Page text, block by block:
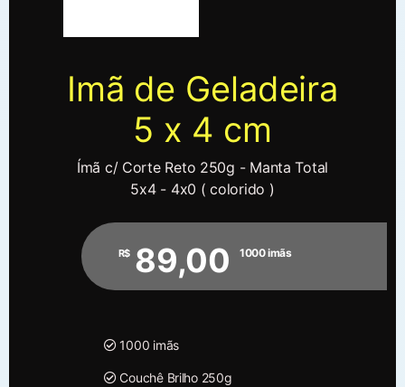
Imã de Geladeira
5 x 4 cm
Ímã c/ Corte Reto 250g - Manta Total
5x4 - 4x0 ( colorido )
R$ 89,00 1000 imãs
1000 imãs
Couchê Brilho 250g